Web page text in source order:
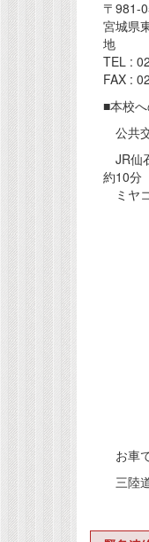
〒981-
宮城県
地
TEL :
FAX :
■本校
公共
JR仙
約10分
ミヤ
お車
三陸